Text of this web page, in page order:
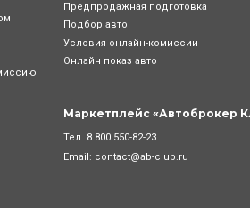
Предпродажная подготовка
Подбор авто
Условия онлайн-комиcсии
Онлайн показ авто
Маркетплейс «Автоброкер
Тел. 8 800 550-82-23
Email: contact@ab-club.ru